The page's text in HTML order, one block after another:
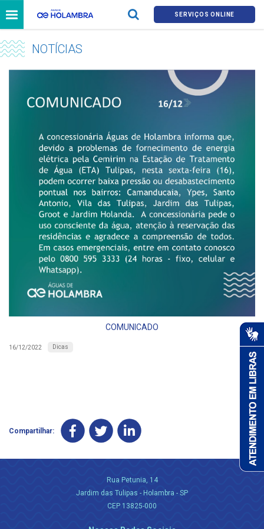
SERVIÇOS ONLINE
NOTÍCIAS
COMUNICADO
16/12/2022 Dicas
Compartilhar:
Rua Petunia, 14
Jardim das Tulipas - Holambra - SP
CEP 13825-000